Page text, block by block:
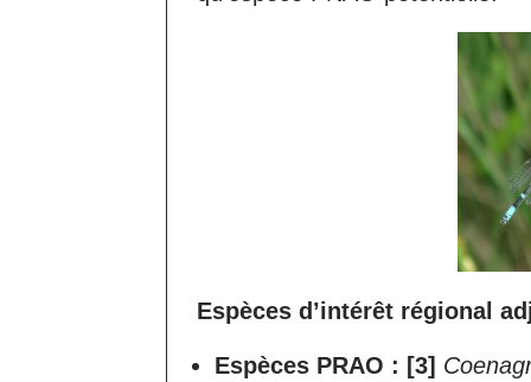
Espèces d’intérêt régional
Espèces PRAO : [3]